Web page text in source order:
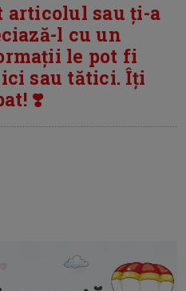
articolul sau ți-a
l cu un
le pot fi
sau tătici. Îți
❣️